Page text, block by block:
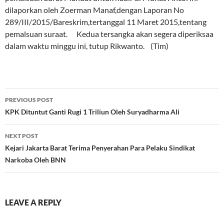
dilaporkan oleh Zoerman Manaf,dengan Laporan No
289/III/2015/Bareskrim,tertanggal 11 Maret 2015,tentang
pemalsuan suraat. Kedua tersangka akan segera diperiksaa
dalam waktu minggu ini, tutup Rikwanto. (Tim)
Post
navigation
PREVIOUS POST
KPK Dituntut Ganti Rugi 1 Triliun Oleh Suryadharma Ali
NEXT POST
Kejari Jakarta Barat Terima Penyerahan Para Pelaku Sindikat
Narkoba Oleh BNN
LEAVE A REPLY